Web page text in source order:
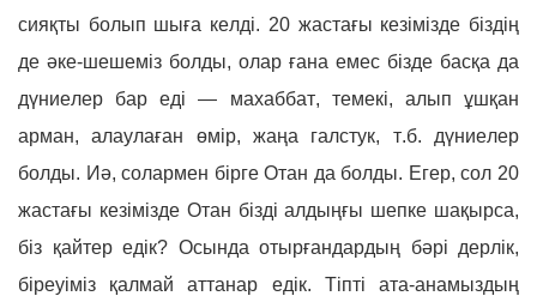
сияқты болып шыға келді. 20 жастағы кезімізде біздің
де әке-шешеміз болды, олар ғана емес бізде басқа да
дүниелер бар еді — махаббат, темекі, алып ұшқан
арман, алаулаған өмір, жаңа галстук, т.б. дүниелер
болды. Иә, солармен бірге Отан да болды. Егер, сол 20
жастағы кезімізде Отан бізді алдыңғы шепке шақырса,
біз қайтер едік? Осында отырғандардың бәрі дерлік,
біреуіміз қалмай аттанар едік. Тіпті ата-анамыздың